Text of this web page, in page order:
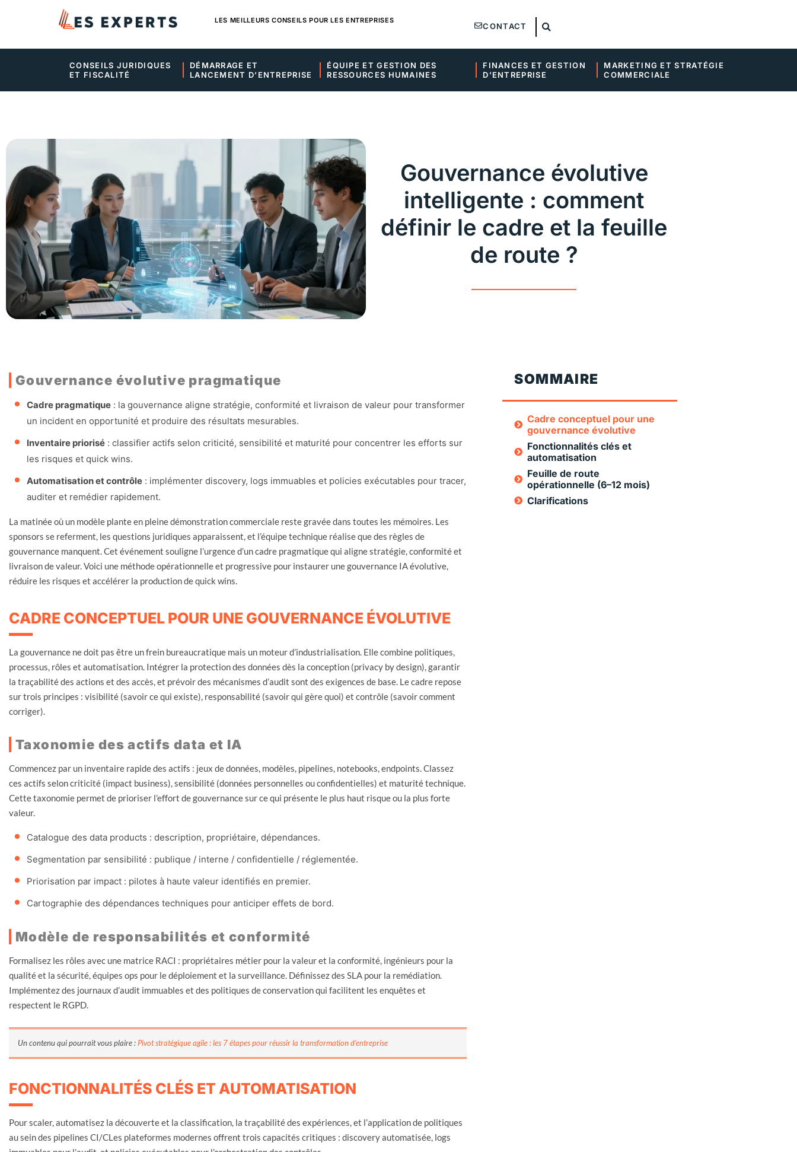
LES MEILLEURS CONSEILS POUR LES ENTREPRISES
CONTACT
CONSEILS JURIDIQUES
ET FISCALITÉ
DÉMARRAGE ET
LANCEMENT D’ENTREPRISE
ÉQUIPE ET GESTION DES
RESSOURCES HUMAINES
FINANCES ET GESTION
D’ENTREPRISE
MARKETING ET STRATÉGIE
COMMERCIALE
Gouvernance évolutive
intelligente : comment
définir le cadre et la feuille
de route ?
Gouvernance évolutive pragmatique
Cadre pragmatique : la gouvernance aligne stratégie, conformité et livraison de valeur pour transformer
un incident en opportunité et produire des résultats mesurables.
Inventaire priorisé : classifier actifs selon criticité, sensibilité et maturité pour concentrer les efforts sur
les risques et quick wins.
Automatisation et contrôle : implémenter discovery, logs immuables et policies exécutables pour tracer,
auditer et remédier rapidement.
La matinée où un modèle plante en pleine démonstration commerciale reste gravée dans toutes les mémoires. Les
sponsors se referment, les questions juridiques apparaissent, et l’équipe technique réalise que des règles de
gouvernance manquent. Cet événement souligne l’urgence d’un cadre pragmatique qui aligne stratégie, conformité et
livraison de valeur. Voici une méthode opérationnelle et progressive pour instaurer une gouvernance IA évolutive,
réduire les risques et accélérer la production de quick wins.
CADRE CONCEPTUEL POUR UNE GOUVERNANCE ÉVOLUTIVE
La gouvernance ne doit pas être un frein bureaucratique mais un moteur d’industrialisation. Elle combine politiques,
processus, rôles et automatisation. Intégrer la protection des données dès la conception (privacy by design), garantir
la traçabilité des actions et des accès, et prévoir des mécanismes d’audit sont des exigences de base. Le cadre repose
sur trois principes : visibilité (savoir ce qui existe), responsabilité (savoir qui gère quoi) et contrôle (savoir comment
corriger).
Taxonomie des actifs data et IA
Commencez par un inventaire rapide des actifs : jeux de données, modèles, pipelines, notebooks, endpoints. Classez
ces actifs selon criticité (impact business), sensibilité (données personnelles ou confidentielles) et maturité technique.
Cette taxonomie permet de prioriser l’effort de gouvernance sur ce qui présente le plus haut risque ou la plus forte
valeur.
Catalogue des data products : description, propriétaire, dépendances.
Segmentation par sensibilité : publique / interne / confidentielle / réglementée.
Priorisation par impact : pilotes à haute valeur identifiés en premier.
Cartographie des dépendances techniques pour anticiper effets de bord.
Modèle de responsabilités et conformité
Formalisez les rôles avec une matrice RACI : propriétaires métier pour la valeur et la conformité, ingénieurs pour la
qualité et la sécurité, équipes ops pour le déploiement et la surveillance. Définissez des SLA pour la remédiation.
Implémentez des journaux d’audit immuables et des politiques de conservation qui facilitent les enquêtes et
respectent le RGPD.
Un contenu qui pourrait vous plaire : Pivot stratégique agile : les 7 étapes pour réussir la transformation d’entreprise
FONCTIONNALITÉS CLÉS ET AUTOMATISATION
Pour scaler, automatisez la découverte et la classification, la traçabilité des expériences, et l’application de politiques
au sein des pipelines CI/CLes plateformes modernes offrent trois capacités critiques : discovery automatisée, logs
SOMMAIRE
Cadre conceptuel pour une
gouvernance évolutive
Fonctionnalités clés et
automatisation
Feuille de route
opérationnelle (6–12 mois)
Clarifications